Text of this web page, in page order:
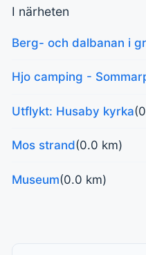
I närheten
Berg- och dalbanan i
Hjo camping -
Utflykt: Husaby kyrka
Mos strand(0.0 km)
Museum(0.0 km)